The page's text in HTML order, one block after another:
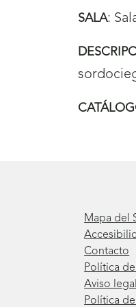
SALA:
Mapa del
Contacto
Política
Aviso legal
Política